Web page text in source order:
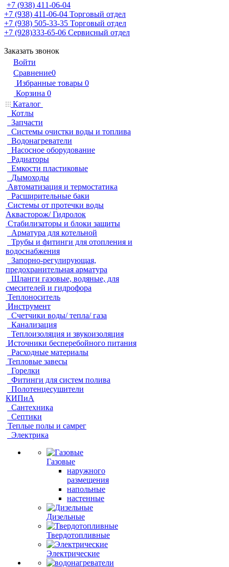
+7 (938) 411-06-04
+7 (938) 411-06-04 Торговый отдел
+7 (938) 505-33-35 Торговый отдел
+7 (928)333-65-06 Сервисный отдел
Заказать звонок
Войти
Сравнение0
Избранные товары 0
Корзина 0
Каталог
Котлы
Запчасти
Системы очистки воды и топлива
Водонагреватели
Насосное оборудование
Радиаторы
Емкости пластиковые
Дымоходы
Автоматизация и термостатика
Расширительные баки
Системы от протечки воды
Аквасторож/ Гидролок
Стабилизаторы и блоки защиты
Арматура для котельной
Трубы и фитинги для отопления и
водоснабжения
Запорно-регулирующая,
предохранительная арматура
Шланги газовые, водяные, для
смесителей и гидрофора
Теплоноситель
Инструмент
Счетчики воды/ тепла/ газа
Канализация
Теплоизоляция и звукоизоляция
Источники бесперебойного питания
Расходные материалы
Тепловые завесы
Горелки
Фитинги для систем полива
Полотенцесушители
КИПиА
Сантехника
Септики
Теплые полы и самрег
Электрика
Газовые
наружного
размещения
напольные
настенные
Дизельные
Твердотопливные
Электрические